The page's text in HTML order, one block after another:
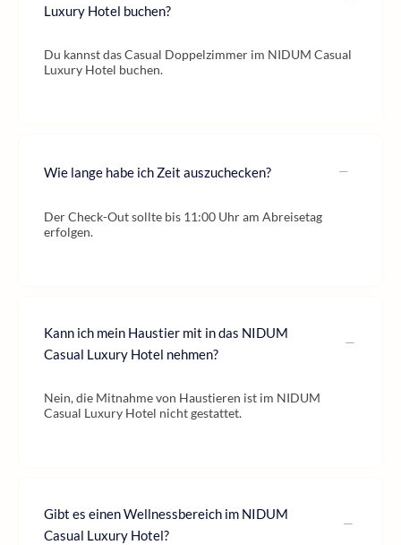
Luxury Hotel buchen?
Du kannst das Casual Doppelzimmer im NIDUM Casual
Luxury Hotel buchen.
Wie lange habe ich Zeit auszuchecken?
Der Check-Out sollte bis 11:00 Uhr am Abreisetag
erfolgen.
Kann ich mein Haustier mit in das NIDUM
Casual Luxury Hotel nehmen?
Nein, die Mitnahme von Haustieren ist im NIDUM
Casual Luxury Hotel nicht gestattet.
Gibt es einen Wellnessbereich im NIDUM
Casual Luxury Hotel?